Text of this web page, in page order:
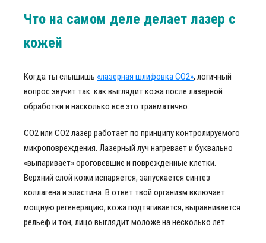
Что на самом деле делает лазер с
кожей
Когда ты слышишь «лазерная шлифовка CO2», логичный
вопрос звучит так: как выглядит кожа после лазерной
обработки и насколько все это травматично.
CO2 или СО2 лазер работает по принципу контролируемого
микроповреждения. Лазерный луч нагревает и буквально
«выпаривает» ороговевшие и поврежденные клетки.
Верхний слой кожи испаряется, запускается синтез
коллагена и эластина. В ответ твой организм включает
мощную регенерацию, кожа подтягивается, выравнивается
рельеф и тон, лицо выглядит моложе на несколько лет.